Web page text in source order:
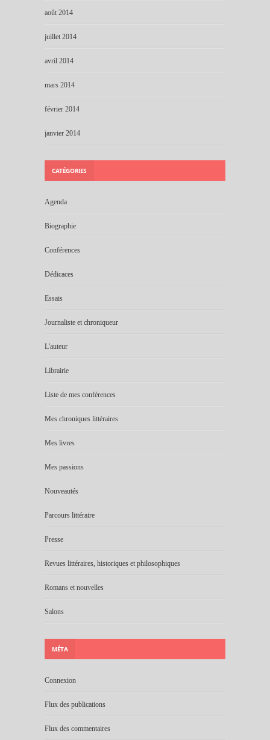
août 2014
juillet 2014
avril 2014
mars 2014
février 2014
janvier 2014
CATÉGORIES
Agenda
Biographie
Conférences
Dédicaces
Essais
Journaliste et chroniqueur
L'auteur
Librairie
Liste de mes conférences
Mes chroniques littéraires
Mes livres
Mes passions
Nouveautés
Parcours littéraire
Presse
Revues littéraires, historiques et philosophiques
Romans et nouvelles
Salons
MÉTA
Connexion
Flux des publications
Flux des commentaires